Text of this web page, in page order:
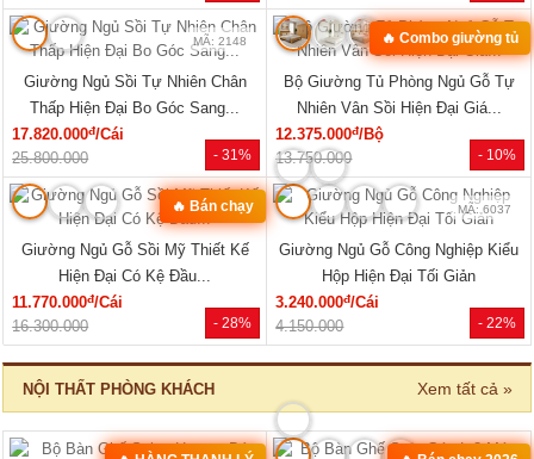
NỘI THẤT PHÒNG NGỦ Xem tất cả »
- -3%
🔥 Mẫu bán chạy
MÃ: 2168
Tủ Đựng Đồ Nhỏ Vân Sồi Hiện Đại
Tối Giản Mới Giá Rẻ
4.320.000đ/Cái
4.200.000
- 40%
🔥 Giá tốt nhất tháng
MÃ: 2137
Tủ Quần Áo Vân Sồi Tự Nhiên Tích
Hợp Kệ Bên Nhiều Tiện Ích
11.340.000đ/Cái
19.000.000